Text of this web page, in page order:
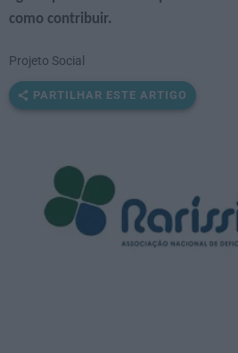
como contribuir.
Projeto Social
PARTILHAR ESTE ARTIGO